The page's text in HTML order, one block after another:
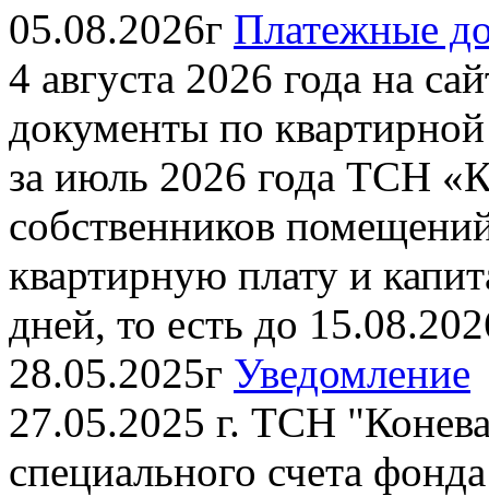
05.08.2026г Платежные
4 августа 2026 года на
документы по
за июль 2026 года ТСН
собственников
квартирную плату и
дней, то есть до
28.05.2025г Уведомление
27.05.2025 г. ТСН
специального счета